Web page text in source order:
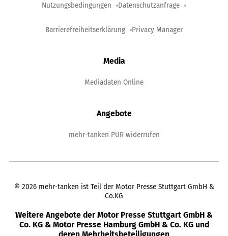
Nutzungsbedingungen Datenschutzanfrage
Barrierefreiheitserklärung Privacy Manager
Media
Mediadaten Online
Angebote
mehr-tanken PUR widerrufen
© 2026 mehr-tanken ist Teil der Motor Presse Stuttgart GmbH &
Co.KG
Weitere Angebote der Motor Presse Stuttgart GmbH &
Co. KG & Motor Presse Hamburg GmbH & Co. KG und
deren Mehrheitsbeteiligungen